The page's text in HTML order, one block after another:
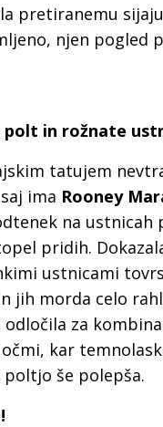
pretiranemu
njen pogled
polt in rožnate
tatujem
ima Rooney
na ustnicah
pridih.
ustnicami
jih morda celo
odločila za
kar
še polepša.